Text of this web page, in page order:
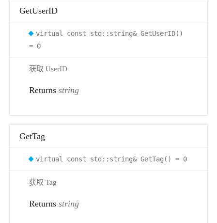
GetUserID
virtual const std::string& GetUserID()
= 0
获取 UserID
Returns string
GetTag
virtual const std::string& GetTag() = 0
获取 Tag
Returns string